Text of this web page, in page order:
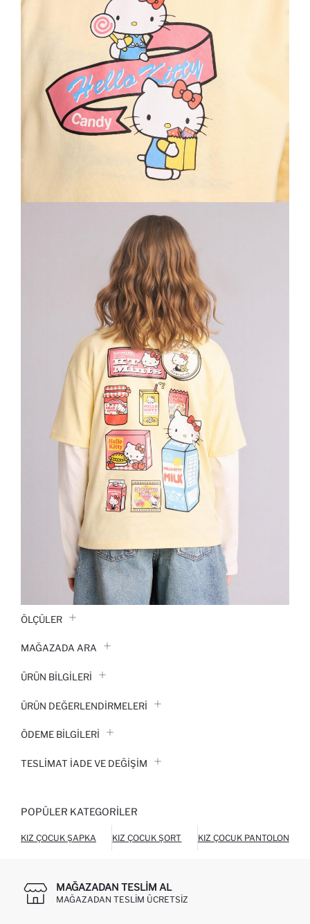
ÖLÇÜLER
MAĞAZADA ARA
ÜRÜN BILGILERI
ÜRÜN DEĞERLENDİRMELERİ
ÖDEME BİLGİLERİ
TESLIMAT İADE VE DEĞIŞIM
POPÜLER KATEGORILER
KIZ ÇOCUK ŞAPKA KIZ ÇOCUK ŞORT KIZ ÇOCUK PANTOLON
MAĞAZADAN TESLIM AL
MAĞAZADAN TESLIM ÜCRETSIZ